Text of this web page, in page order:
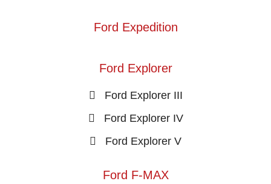
Ford Expedition
Ford Explorer
Ford Explorer III
Ford Explorer IV
Ford Explorer V
Ford F-MAX